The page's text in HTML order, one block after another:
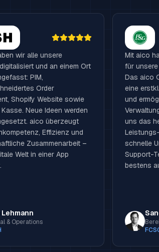
wir alle unsere
und an einem Ort
PIM,
Order
Shopify Website sowie
Neue Ideen werden
aico überzeugt
Effizienz und
Zusammenarbeit –
Welt in einer App
Lehmann
& Operations
Mit aico
für
Das aico
eine
und
uns das
schnelle
Support-
bestens